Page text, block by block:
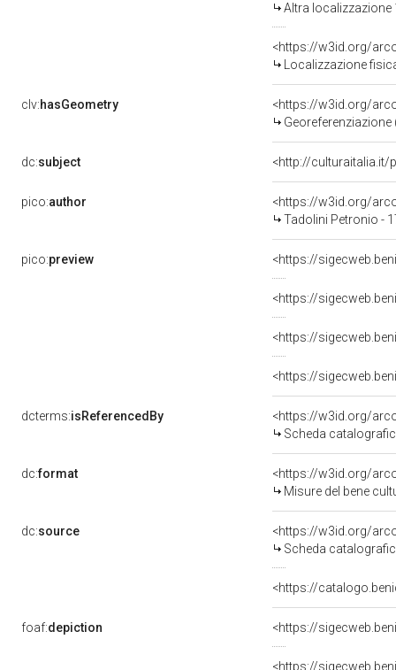
Altra localizzazione
<https://w3id.org/
Localizzazione
clv:hasGeometry
<https://w3id.org/
dc:subject <http://culturaitalia.it/
pico:author
<https://w3id.org/
Tadolini Petronio -
pico:preview
dcterms:isReferencedBy
<https://w3id.org/
Scheda
dc:format
<https://w3id.org/
Misure del bene
dc:source
<https://w3id.org/
Scheda
<https://
foaf:depiction